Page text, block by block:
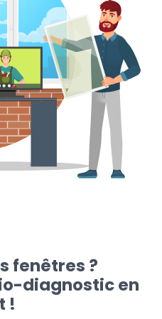
fenêtres ?
diagnostic en
!